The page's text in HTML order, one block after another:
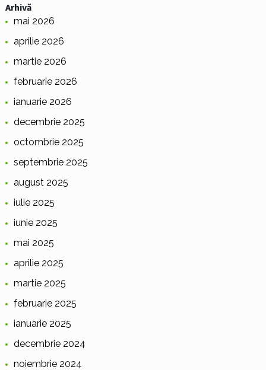
Arhivă
mai 2026
aprilie 2026
martie 2026
februarie 2026
ianuarie 2026
decembrie 2025
octombrie 2025
septembrie 2025
august 2025
iulie 2025
iunie 2025
mai 2025
aprilie 2025
martie 2025
februarie 2025
ianuarie 2025
decembrie 2024
noiembrie 2024